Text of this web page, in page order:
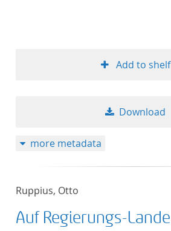
Add to shelf
Download
more metadata
Ruppius, Otto
Auf Regierungs-Lande